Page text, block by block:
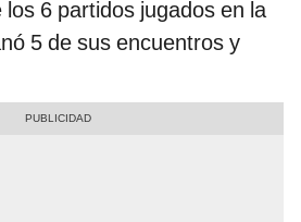
6 partidos jugados en la
5 de sus encuentros y